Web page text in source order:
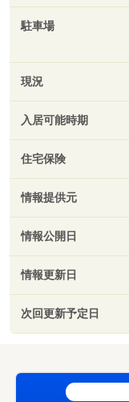
駐車場
現況
入居可能時期
住宅保険
情報提供元
情報公開日
情報更新日
次回更新予定日